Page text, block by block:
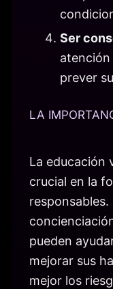
Ser
prever
LA
La educación
crucial en la
pueden
mejorar sus
mejor los